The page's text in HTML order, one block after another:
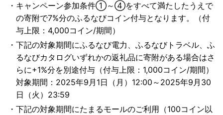
キャンペーン参加条件①～④をすべて満たしたうえで
の寄附で7%分のふるなびコイン付与となります。（付
与上限：4,000コイン/期間）
下記の対象期間にふるなび電力、ふるなびトラベル、ふ
るなびカタログいずれかの返礼品に寄附がある場合はさ
らに+1%分を別途付与（付与上限：1,000コイン/期間）
対象期間：2025年9月1日（月）12:00～2025年9月30
日（火）23:59
下記の対象期間にたまるモールのご利用（100コイン以